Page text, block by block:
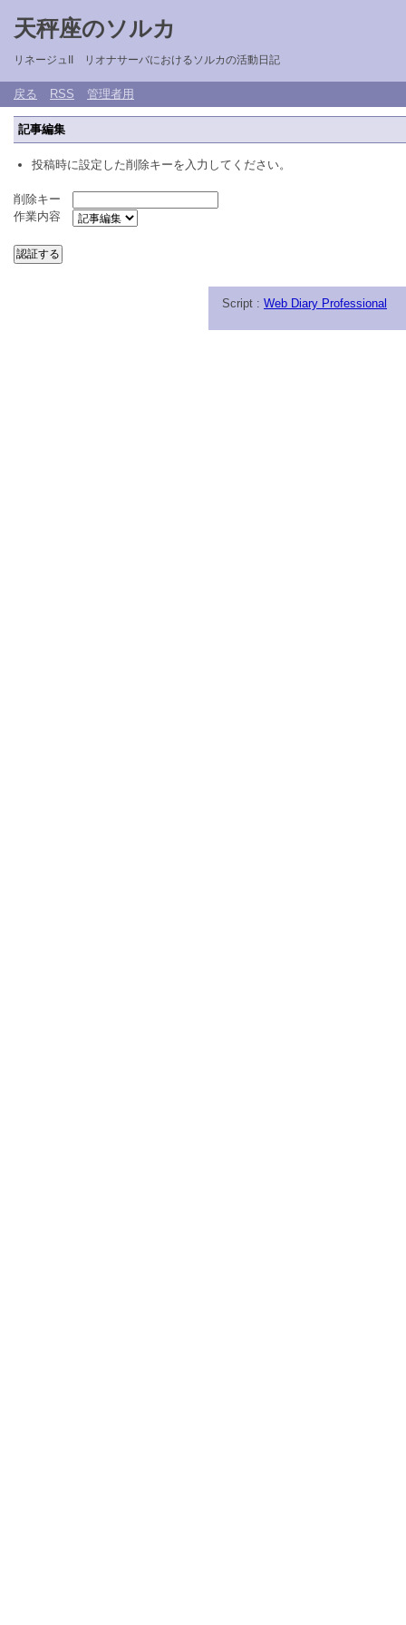
天秤座のソルカ
リネージュII リオナサーバにおけるソルカの活動日記
戻る RSS 管理者用
記事編集
投稿時に設定した削除キーを入力してください。
削除キー
作業内容
Script : Web Diary Professional